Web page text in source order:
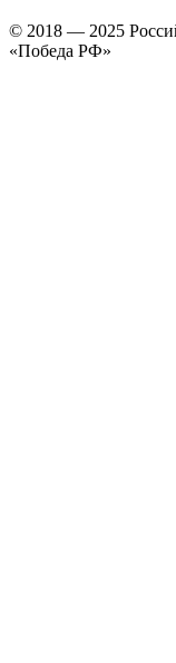
© 2018 — 2025
«Победа РФ»